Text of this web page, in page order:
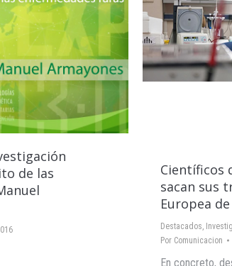
Científicos
sacan sus
Europea
Destacados
Por Comunicacion
En concreto,
de las